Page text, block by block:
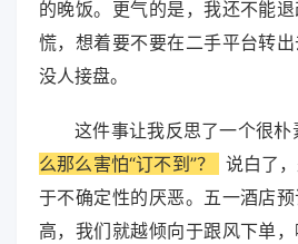
的晚饭。更气的是，我还不能
慌，想着要不要在二手平台转
没人接盘。
这件事让我反思了一个很朴
么那么害怕“订不到”？
说白了
于不确定性的厌恶。五一酒店
高，我们就越倾向于跟风下单